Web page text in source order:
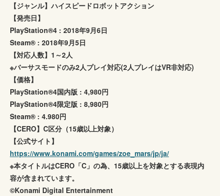
【ジャンル】ハイスピードロボットアクション
【発売日】
PlayStation®4 : 2018年9月6日
Steam® : 2018年9月5日
【対応人数】1～2人
※バーサスモードのみ2人プレイ対応(2人プレイはVR非対応)
【価格】
PlayStation®4国内版 : 4,980円
PlayStation®4限定版 : 8,980円
Steam® : 4.980円
【CERO】C区分（15歳以上対象）
【公式サイト】
https://www.konami.com/games/zoe_mars/jp/ja/
※本タイトルはCERO「C」の為、15歳以上を対象とする表現内
容が含まれています。
©Konami Digital Entertainment